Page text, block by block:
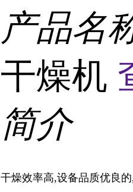
产品名
干燥机
简介
干燥效率高,设备品质优良